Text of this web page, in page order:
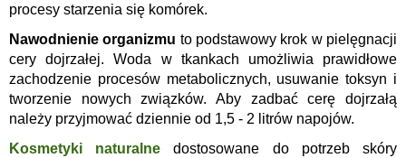
procesy starzenia się komórek.
Nawodnienie organizmu to podstawowy krok w pielęgnacji
cery dojrzałej. Woda w tkankach umożliwia prawidłowe
zachodzenie procesów metabolicznych, usuwanie toksyn i
tworzenie nowych związków. Aby zadbać cerę dojrzałą
należy przyjmować dziennie od 1,5 - 2 litrów napojów.
Kosmetyki naturalne dostosowane do potrzeb skóry